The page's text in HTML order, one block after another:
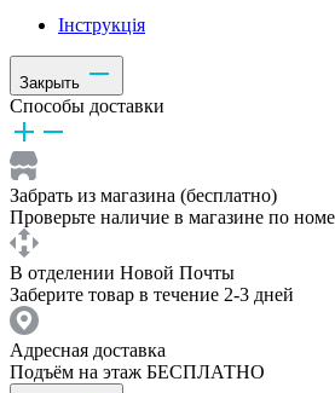
Інструкція
Закрыть
Способы доставки
Забрать из магазина (бесплатно)
Проверьте наличие в магазине по
В отделении Новой Почты
Заберите товар в течение 2-3 дней
Адресная доставка
Подъём на этаж БЕСПЛАТНО